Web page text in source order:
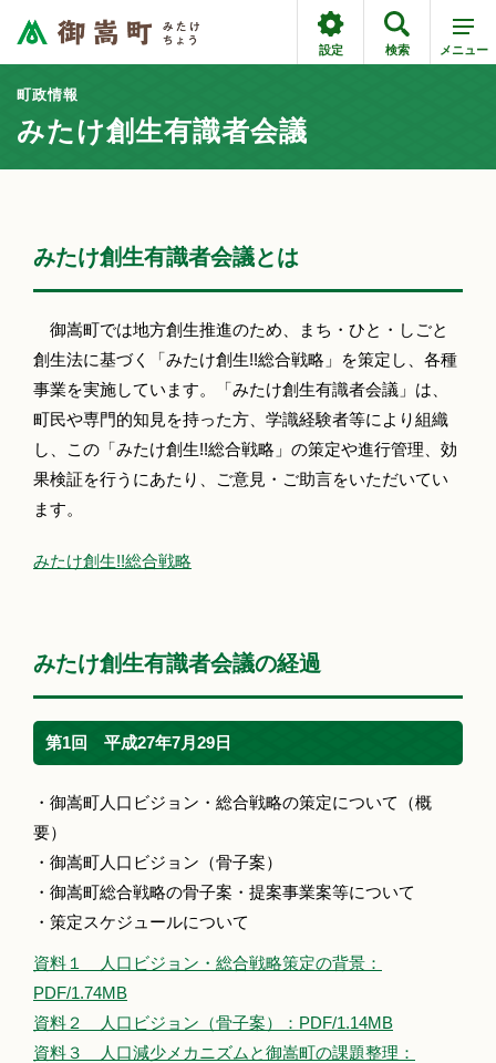
設定 検索 メニュー
町政情報
みたけ創生有識者会議
みたけ創生有識者会議とは
御嵩町では地方創生推進のため、まち・ひと・しごと
創生法に基づく「みたけ創生!!総合戦略」を策定し、各種
事業を実施しています。「みたけ創生有識者会議」は、
町民や専門的知見を持った方、学識経験者等により組織
し、この「みたけ創生!!総合戦略」の策定や進行管理、効
果検証を行うにあたり、ご意見・ご助言をいただいてい
ます。
みたけ創生!!総合戦略
みたけ創生有識者会議の経過
第1回 平成27年7月29日
・御嵩町人口ビジョン・総合戦略の策定について（概
要）
・御嵩町人口ビジョン（骨子案）
・御嵩町総合戦略の骨子案・提案事業案等について
・策定スケジュールについて
資料１ 人口ビジョン・総合戦略策定の背景：
PDF/1.74MB
資料２ 人口ビジョン（骨子案）：PDF/1.14MB
資料３ 人口減少メカニズムと御嵩町の課題整理：